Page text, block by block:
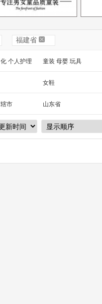
福建省
个人护理
童装 母婴 玩具
机床 机械及行业设备
女鞋
市
山东省
吉林省
贵州省